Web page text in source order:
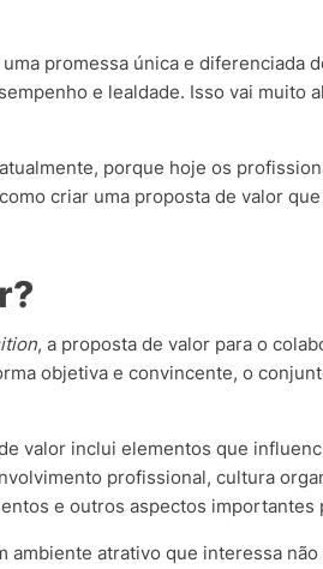
promessa única e diferenciada
e lealdade. Isso vai muito
porque hoje os
criar uma proposta de valor
, a proposta de valor para o
objetiva e convincente, o
valor inclui elementos que
profissional, cultura
e outros aspectos importantes
ambiente atrativo que interessa